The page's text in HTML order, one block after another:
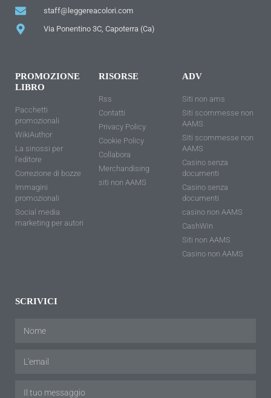
staff@leggereacolori.com
Via Ponentino 3C, Capoterra (Ca)
PROMOZIONE
LIBRO
Pacchetti
promozionali
WikiAuthor
La sinossi per
l'editore
Correzione di bozze
Immagini
promozionali
Social media
marketing per autori
RISORSE
Rss
Contatti
Privacy Policy
Cookie Policy
Collabora
Merchandising
siti non AAMS
ADV
Siti non ams
Siti scommesse non
AAMS
Siti scommesse non
AAMS
Casino senza
documenti
Casino senza
documenti
casino non AAMS
CashWin
Siti non AAMS
Casino non AAMS
SCRIVICI